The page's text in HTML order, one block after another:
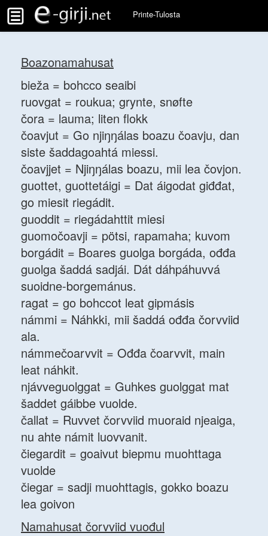
Printe-Tulosta
Boazonamahusat
bieža = bohcco seaibi
ruovgat = roukua; grynte, snøfte
čora = lauma; liten flokk
čoavjut = Go njiŋŋálas boazu čoavju, dan
siste šaddagoahtá miessi.
čoavjjet = Njiŋŋálas boazu, mii lea čovjon.
guottet, guottetáigi = Dat áigodat giđđat,
go miesit riegádit.
guoddit = riegádahttit miesi
guomočoavji = pötsi, rapamaha; kuvom
borgádit = Boares guolga borgáda, ođđa
guolga šaddá sadjái. Dát dáhpáhuvvá
suoidne-borgemánus.
ragat = go bohccot leat gipmásis
námmi = Náhkki, mii šaddá ođđa čorvviid
ala.
námmečoarvvit = Ođđa čoarvvit, main
leat náhkit.
njávveguolggat = Guhkes guolggat mat
šaddet gáibbe vuolde.
čallat = Ruvvet čorvviid muoraid njeaiga,
nu ahte námit luovvanit.
čiegardit = goaivut biepmu muohttaga
vuolde
čiegar = sadji muohttagis, gokko boazu
lea goivon
Namahusat čorvviid vuođul